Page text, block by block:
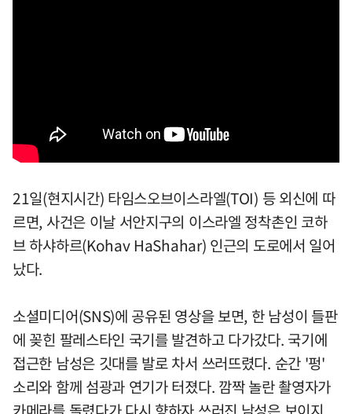
21일(현지시간) 타임스오브이스라엘(TOI) 등 외신에 따
르면, 사건은 이날 서안지구의 이스라엘 정착촌인 코하
브 하샤하르(Kohav HaShahar) 인근의 도로에서 일어
났다.
소셜미디어(SNS)에 공유된 영상을 보면, 한 남성이 들판
에 꽂힌 팔레스타인 국기를 발견하고 다가갔다. 국기에
접근한 남성은 깃대를 발로 차서 쓰러뜨렸다. 순간 '펑'
소리와 함께 섬광과 연기가 터졌다. 깜짝 놀란 촬영자가